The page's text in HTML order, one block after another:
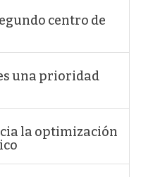
centro de
una prioridad
la optimización